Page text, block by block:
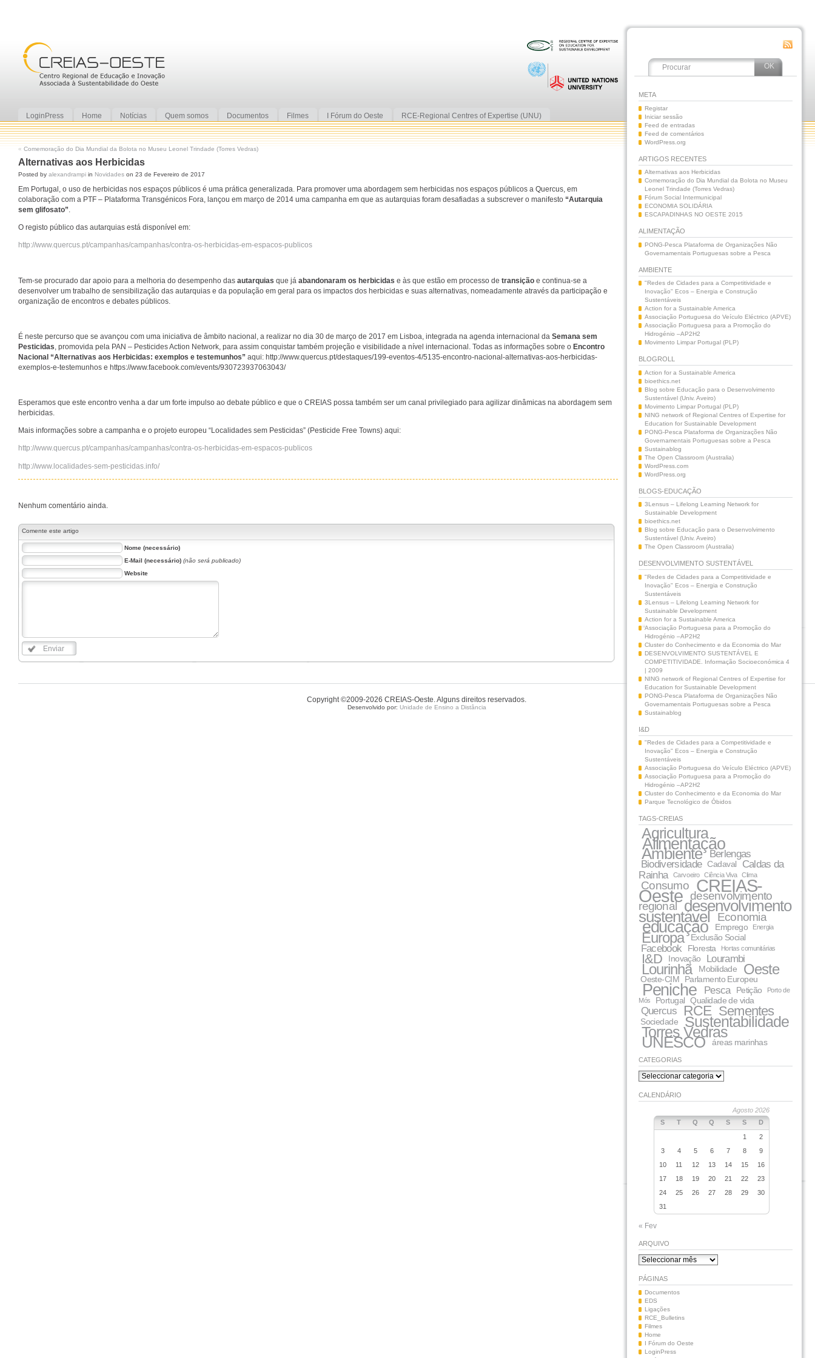
LoginPress Home Notícias Quem somos Documentos Filmes I Fórum do Oeste RCE-Regional Centres of Expertise (UNU)
« Comemoração do Dia Mundial da Bolota no Museu Leonel Trindade (Torres Vedras)
Alternativas aos Herbicidas
Posted by alexandrampi in Novidades on 23 de Fevereiro de 2017
Em Portugal, o uso de herbicidas nos espaços públicos é uma prática generalizada. Para promover uma abordagem sem herbicidas nos espaços públicos a Quercus, em
colaboração com a PTF – Plataforma Transgénicos Fora, lançou em março de 2014 uma campanha em que as autarquias foram desafiadas a subscrever o manifesto “Autarquia
sem glifosato”.
O registo público das autarquias está disponível em:
http://www.quercus.pt/campanhas/campanhas/contra-os-herbicidas-em-espacos-publicos
Tem-se procurado dar apoio para a melhoria do desempenho das autarquias que já abandonaram os herbicidas e às que estão em processo de transição e continua-se a
desenvolver um trabalho de sensibilização das autarquias e da população em geral para os impactos dos herbicidas e suas alternativas, nomeadamente através da participação e
organização de encontros e debates públicos.
É neste percurso que se avançou com uma iniciativa de âmbito nacional, a realizar no dia 30 de março de 2017 em Lisboa, integrada na agenda internacional da Semana sem
Pesticidas, promovida pela PAN – Pesticides Action Network, para assim conquistar também projeção e visibilidade a nível internacional. Todas as informações sobre o Encontro
Nacional “Alternativas aos Herbicidas: exemplos e testemunhos” aqui: http://www.quercus.pt/destaques/199-eventos-4/5135-encontro-nacional-alternativas-aos-herbicidas-
exemplos-e-testemunhos e https://www.facebook.com/events/930723937063043/
Esperamos que este encontro venha a dar um forte impulso ao debate público e que o CREIAS possa também ser um canal privilegiado para agilizar dinâmicas na abordagem sem
herbicidas.
Mais informações sobre a campanha e o projeto europeu “Localidades sem Pesticidas” (Pesticide Free Towns) aqui:
http://www.quercus.pt/campanhas/campanhas/contra-os-herbicidas-em-espacos-publicos
http://www.localidades-sem-pesticidas.info/
Nenhum comentário ainda.
Comente este artigo
Nome (necessário)
E-Mail (necessário) (não será publicado)
Website
Enviar
META
Registar
Iniciar sessão
Feed de entradas
Feed de comentários
WordPress.org
ARTIGOS RECENTES
Alternativas aos Herbicidas
Comemoração do Dia Mundial da Bolota no Museu
Leonel Trindade (Torres Vedras)
Fórum Social Intermunicipal
ECONOMIA SOLIDÁRIA
ESCAPADINHAS NO OESTE 2015
ALIMENTAÇÃO
PONG-Pesca Plataforma de Organizações Não
Governamentais Portuguesas sobre a Pesca
AMBIENTE
"Redes de Cidades para a Competitividade e
Inovação" Ecos – Energia e Construção
Sustentáveis
Action for a Sustainable America
Associação Portuguesa do Veículo Eléctrico (APVE)
Associação Portuguesa para a Promoção do
Hidrogénio –AP2H2
Movimento Limpar Portugal (PLP)
BLOGROLL
Action for a Sustainable America
bioethics.net
Blog sobre Educação para o Desenvolvimento
Sustentável (Univ. Aveiro)
Movimento Limpar Portugal (PLP)
NING network of Regional Centres of Expertise for
Education for Sustainable Development
PONG-Pesca Plataforma de Organizações Não
Governamentais Portuguesas sobre a Pesca
Sustainablog
The Open Classroom (Australia)
WordPress.com
WordPress.org
BLOGS-EDUCAÇÃO
3Lensus – Lifelong Learning Network for
Sustainable Development
bioethics.net
Blog sobre Educação para o Desenvolvimento
Sustentável (Univ. Aveiro)
The Open Classroom (Australia)
DESENVOLVIMENTO SUSTENTÁVEL
"Redes de Cidades para a Competitividade e
Inovação" Ecos – Energia e Construção
Sustentáveis
3Lensus – Lifelong Learning Network for
Sustainable Development
Action for a Sustainable America
Associação Portuguesa para a Promoção do
Hidrogénio –AP2H2
Cluster do Conhecimento e da Economia do Mar
DESENVOLVIMENTO SUSTENTÁVEL E
COMPETITIVIDADE. Informação Socioeconómica 4
| 2009
NING network of Regional Centres of Expertise for
Education for Sustainable Development
PONG-Pesca Plataforma de Organizações Não
Governamentais Portuguesas sobre a Pesca
Sustainablog
I&D
"Redes de Cidades para a Competitividade e
Inovação" Ecos – Energia e Construção
Sustentáveis
Associação Portuguesa do Veículo Eléctrico (APVE)
Associação Portuguesa para a Promoção do
Hidrogénio –AP2H2
Cluster do Conhecimento e da Economia do Mar
Parque Tecnológico de Óbidos
TAGS-CREIAS
Agricultura
Alimentação
Ambiente
Berlengas
Biodiversidade Cadaval
Caldas da
Rainha
Carvoeiro Ciência Viva Clima
Consumo CREIAS-
Oeste
desenvolvimento
regional
desenvolvimento
sustentável Economia
educação Emprego Energia
Europa Exclusão Social
Facebook Floresta Hortas comunitárias
I&D Inovação Lourambi
Lourinhã Mobilidade Oeste
Oeste-CIM Parlamento Europeu
Peniche Pesca Petição
Porto de
Mós
Portugal Qualidade de vida
Quercus RCE Sementes
Sociedade Sustentabilidade
Torres Vedras
UNESCO áreas marinhas
CATEGORIAS
categorias
CALENDÁRIO
Agosto 2026
S
T Q Q S S
D
1
2
3
4 5 6 7 8
9
10
11 12 13 14 15
16
17
18 19 20 21 22
23
24
25 26 27 28 29
30
31
« Fev
ARQUIVO
Arquivo
PÁGINAS
Documentos
EDS
Ligações
RCE_Bulletins
Filmes
Home
I Fórum do Oeste
LoginPress
Copyright ©2009-2026 CREIAS-Oeste. Alguns direitos reservados.
Desenvolvido por: Unidade de Ensino a Distância